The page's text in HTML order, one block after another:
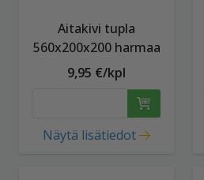
Aitakivi tupla
560x200x200 harmaa
9,95 €/kpl
Näytä lisätiedot